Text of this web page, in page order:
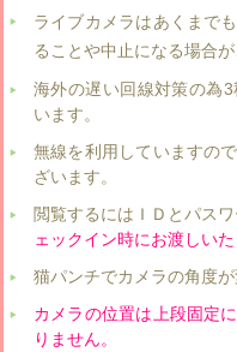
ライブカメラはあくまで
ることや中止になる場合が
海外の遅い回線対策の為
います。
無線を利用していますの
ざいます。
閲覧するにはＩＤとパスワ
ェックイン時にお渡しいた
猫パンチでカメラの角度
カメラの位置は上段固定
りません。